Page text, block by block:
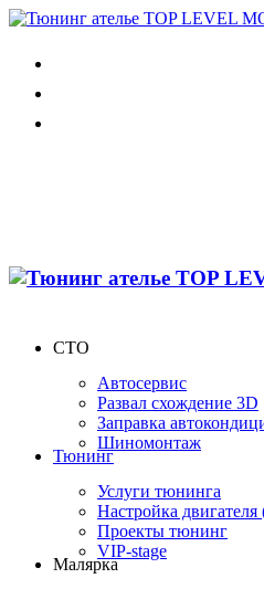
СТО
Автосервис
Развал схождение 3D
Заправка
Шиномонтаж
Тюнинг
Услуги тюнинга
Настройка
Проекты тюнинг
VIP-stage
Малярка